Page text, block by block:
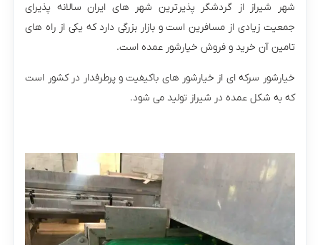
شهر شیراز از گردشگر پذیرترین شهر های ایران سالانه پذیرای
جمعیت زیادی از مسافرین است و بازار بزرگی دارد که یکی از راه های
تامین آن خرید و فروش خیارشور عمده است.
خیارشور سرکه ای از خیارشور های باکیفیت و پرطرفدار در کشور است
که به شکل عمده در شیراز تولید می شود.